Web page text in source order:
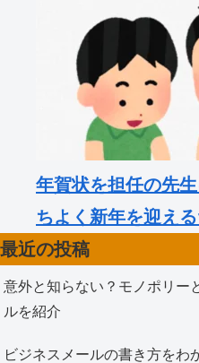
年賀状を担任の先
ちよく新年を迎え
最近の投稿
意外と知らない？モノポリー
ルを紹介
ビジネスメールの書き方をわ